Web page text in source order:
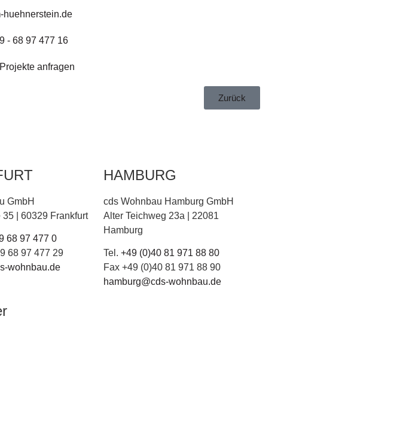
huehnerstein.de
- 68 97 477 16
anfragen
Zurück
GmbH
35 | 60329 Frankfurt
68 97 477 0
68 97 477 29
wohnbau.de
HAMBURG
cds Wohnbau Hamburg GmbH
Alter Teichweg 23a | 22081
Hamburg
Tel. +49 (0)40 81 971 88 80
Fax +49 (0)40 81 971 88 90
hamburg@cds-wohnbau.de